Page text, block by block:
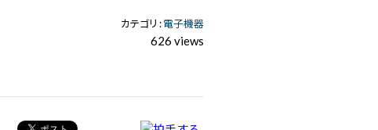
カテゴリ :電子機器
626 views